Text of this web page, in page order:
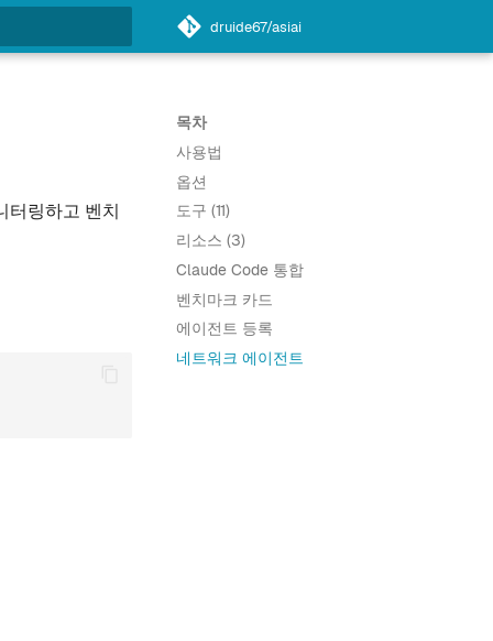
druide67/asiai
목차
사용법
옵션
도구 (11)
리소스 (3)
Claude Code 통합
벤치마크 카드
에이전트 등록
네트워크 에이전트
터링하고 벤치